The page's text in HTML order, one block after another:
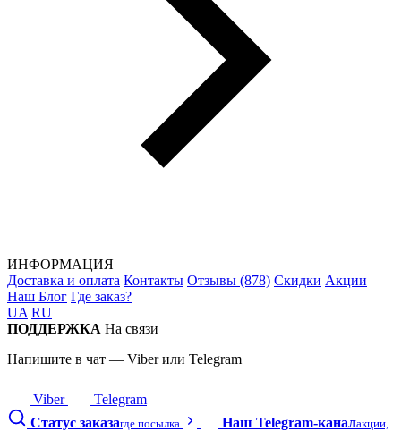
ИНФОРМАЦИЯ
Доставка и оплата Контакты Отзывы (878) Скидки Акции
Наш Блог Где заказ?
UA RU
ПОДДЕРЖКА На связи
Напишите в чат — Viber или Telegram
Viber
Telegram
Статус заказагде посылка Наш Telegram-каналакции,